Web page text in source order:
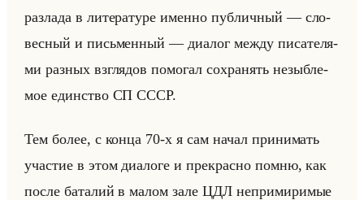
раз­ла­да в ли­те­ра­ту­ре имен­но пуб­лич­ный — сло­
вес­ный и письмен­ный — диа­лог между пи­са­те­ля­
ми раз­ных взгля­дов по­мо­гал со­хра­нять незыб­ле­
мое един­ство СП СССР.
Тем более, с конца 70-х я сам начал при­ни­мать
уча­стие в этом диа­ло­ге и пре­крас­но помню, как
после ба­та­лий в малом зале ЦДЛ непри­ми­ри­мые